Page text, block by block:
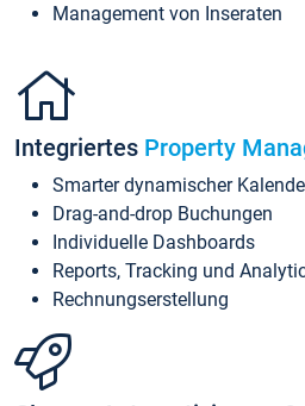
Management von Inseraten
Integriertes Property
Smarter dynamischer
Drag-and-drop Buchungen
Individuelle Dashboards
Reports, Tracking und
Rechnungserstellung